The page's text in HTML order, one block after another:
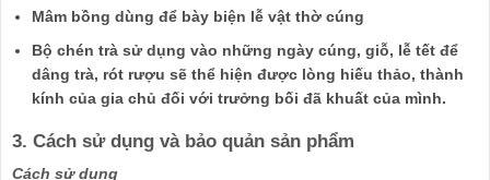
Mâm bồng dùng để bày biện lễ vật thờ cúng
Bộ chén trà sử dụng vào những ngày cúng, giỗ, lễ tết để
dâng trà, rót rượu sẽ thể hiện được lòng hiếu thảo, thành
kính của gia chủ đối với trưởng bối đã khuất của mình.
3. Cách sử dụng và bảo quản sản phẩm
Cách sử dụng